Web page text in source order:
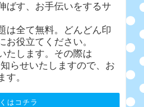
ばす、お手伝いをするサ
は全て無料。どんどん印
お役立てください。
たします。その際は
らせいたしますので、お
す。
はコチラ